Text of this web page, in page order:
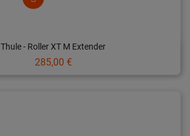
Thule - Roller XT M Extender
Prix
285,00 €